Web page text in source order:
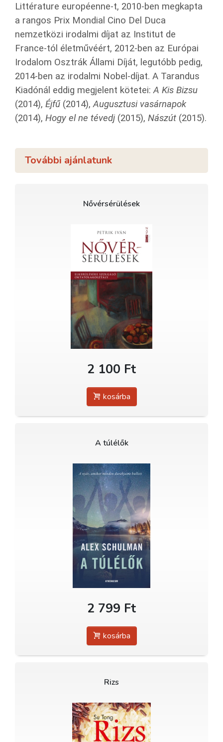
Littérature européenne-t, 2010-ben megkapta
a rangos Prix Mondial Cino Del Duca
nemzetközi irodalmi díjat az Institut de
France-tól életművéért, 2012-ben az Európai
Irodalom Osztrák Állami Díját, legutóbb pedig,
2014-ben az irodalmi Nobel-díjat. A Tarandus
Kiadónál eddig megjelent kötetei:A Kis Bizsu
(2014), Éjfű(2014),Augusztusi vasárnapok
(2014), Hogy el ne tévedj(2015), Nászút (2015).
További ajánlatunk
Nővérsérülések
2 100 Ft
kosárba
A túlélők
2 799 Ft
kosárba
Rizs